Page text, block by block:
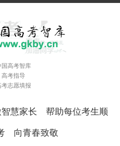
国高考智库
高考指导
考志愿填报
慧家长 帮助每位考生顺
向青春致敬